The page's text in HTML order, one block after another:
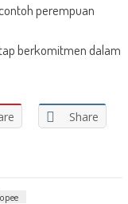
perempuan
berkomitmen dalam
Share